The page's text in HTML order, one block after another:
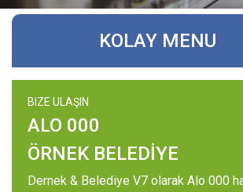
KOLAY MENU
BIZE ULAŞIN
ALO 000
ÖRNEK BELEDİYE
Dernek & Belediye V7 olarak Alo 000